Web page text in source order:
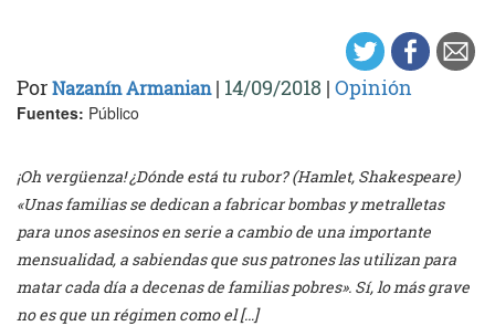
PorNazanín Armanian| 14/09/2018 | Opinión
Fuentes: Público
¡Oh vergüenza! ¿Dónde está tu rubor? (Hamlet, Shakespeare)
«Unas familias se dedican a fabricar bombas y metralletas
para unos asesinos en serie a cambio de una importante
mensualidad, a sabiendas que sus patrones las utilizan para
matar cada día a decenas de familias pobres». Sí, lo más grave
no es que un régimen como el […]